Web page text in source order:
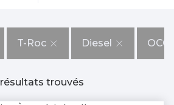
T-Roc Diesel
résultats trouvés